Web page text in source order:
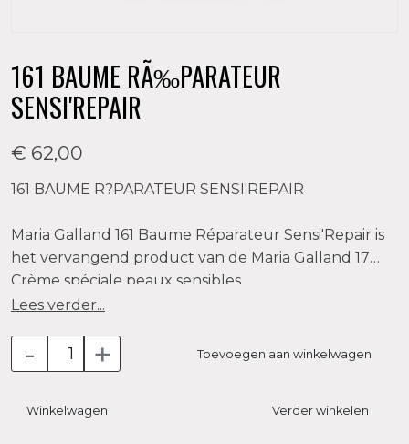
161 BAUME RÃ‰PARATEUR
SENSI'REPAIR
€ 62,00
161 BAUME R?PARATEUR SENSI'REPAIR
Maria Galland 161 Baume Réparateur Sensi'Repair is
het vervangend product van de Maria Galland 17B
Crème spéciale peaux sensibles.
De Maria Galland 161 Baume Réparateur
Sensi'Repair, met rijke textuur, bevat exclusieve
gevoelige huid voeden, herstellen en kalmeren.
Lees verder...
- + Toevoegen aan winkelwagen
Winkelwagen Verder winkelen